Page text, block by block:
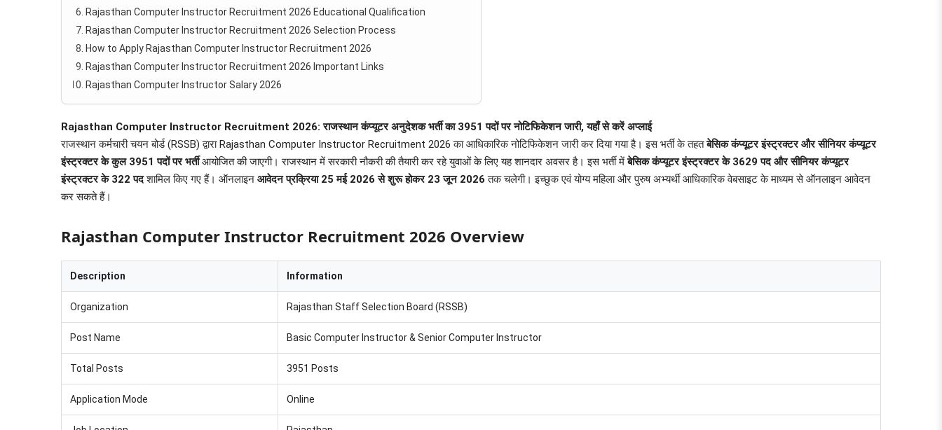
Rajasthan Computer Instructor Recruitment 2026 Educational Qualification
Rajasthan Computer Instructor Recruitment 2026 Selection Process
How to Apply Rajasthan Computer Instructor Recruitment 2026
Rajasthan Computer Instructor Recruitment 2026 Important Links
Rajasthan Computer Instructor Salary 2026
Rajasthan Computer Instructor Recruitment 2026: राजस्थान कंप्यूटर अनुदेशक भर्ती का 3951 पदों पर नोटिफिकेशन जारी, यहाँ से करें अप्लाई
राजस्थान कर्मचारी चयन बोर्ड (RSSB) द्वारा Rajasthan Computer Instructor Recruitment 2026 का आधिकारिक नोटिफिकेशन जारी कर दिया गया है। इस भर्ती के तहतबेसिक कंप्यूटर इंस्ट्रक्टर और सीनियर कंप्यूटर
इंस्ट्रक्टर के कुल 3951 पदों पर भर्तीआयोजित की जाएगी। राजस्थान में सरकारी नौकरी की तैयारी कर रहे युवाओं के लिए यह शानदार अवसर है। इस भर्ती मेंबेसिक कंप्यूटर इंस्ट्रक्टर के 3629 पद और सीनियर कंप्यूटर
इंस्ट्रक्टर के 322 पदशामिल किए गए हैं। ऑनलाइन आवेदन प्रक्रिया 25 मई 2026 से शुरू होकर 23 जून 2026 तक चलेगी। इच्छुक एवं योग्य महिला और पुरुष अभ्यर्थी आधिकारिक वेबसाइट के माध्यम से ऑनलाइन आवेदन
कर सकते हैं।
Rajasthan Computer Instructor Recruitment 2026 Overview
Description Information
Organization Rajasthan Staff Selection Board (RSSB)
Post Name Basic Computer Instructor & Senior Computer Instructor
Total Posts 3951 Posts
Application Mode Online